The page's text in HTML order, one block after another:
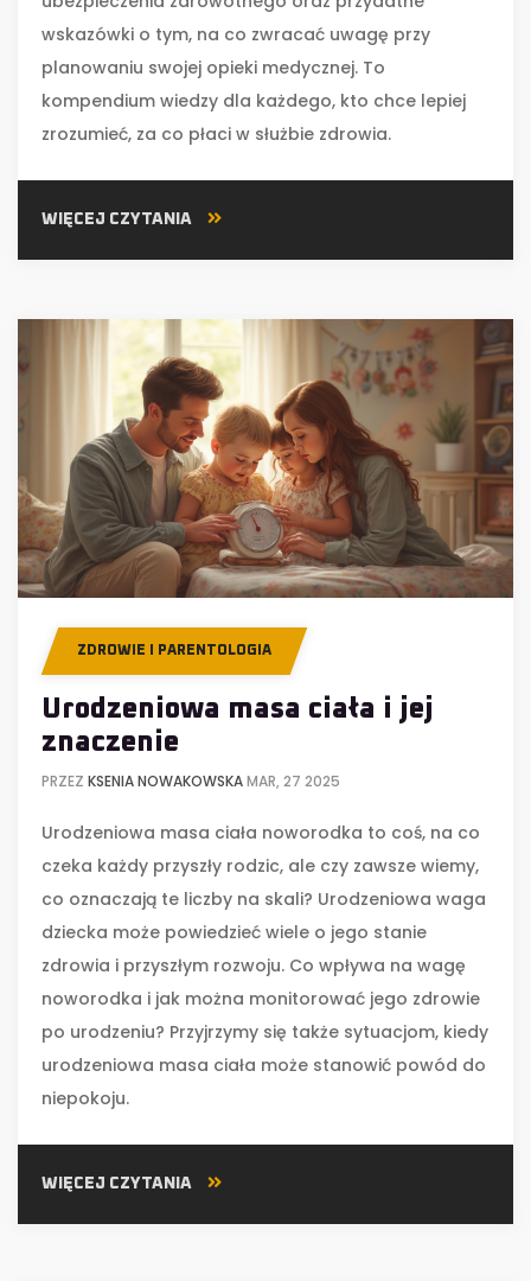
wskazówki o tym, na co zwracać uwagę przy
planowaniu swojej opieki medycznej. To
kompendium wiedzy dla każdego, kto chce lepiej
zrozumieć, za co płaci w służbie zdrowia.
WIĘCEJ CZYTANIA
ZDROWIE I PARENTOLOGIA
Urodzeniowa masa ciała i jej
znaczenie
PRZEZ KSENIA NOWAKOWSKAMAR, 27 2025
Urodzeniowa masa ciała noworodka to coś, na co
czeka każdy przyszły rodzic, ale czy zawsze wiemy,
co oznaczają te liczby na skali? Urodzeniowa waga
dziecka może powiedzieć wiele o jego stanie
zdrowia i przyszłym rozwoju. Co wpływa na wagę
noworodka i jak można monitorować jego zdrowie
po urodzeniu? Przyjrzymy się także sytuacjom, kiedy
urodzeniowa masa ciała może stanowić powód do
niepokoju.
WIĘCEJ CZYTANIA